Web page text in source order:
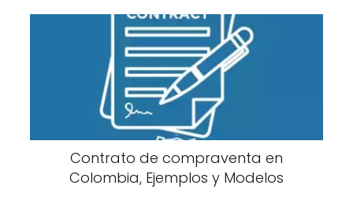
Contrato de compraventa en
Colombia, Ejemplos y Modelos